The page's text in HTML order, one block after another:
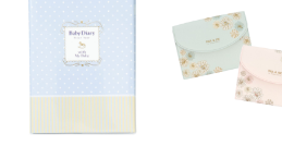
デザインA（0円） デザインB